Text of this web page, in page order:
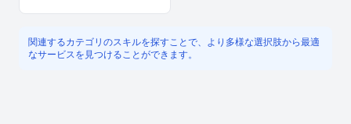
関連するカテゴリのスキルを探すことで、より多様な選択肢から最適
なサービスを見つけることができます。